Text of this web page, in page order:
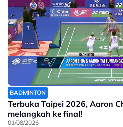
BADMINTON
Terbuka Taipei 2026, Aaron
melangkah ke final!
01/08/2026